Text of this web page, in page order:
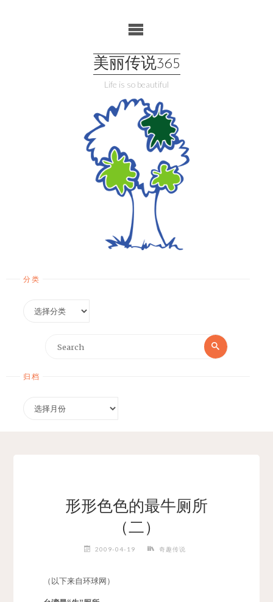
美丽传说365
Life is so beautiful
分类
Search
Search
归档
形形色色的最牛厕所
（二）
2009-04-19 奇趣传说
（以下来自环球网）